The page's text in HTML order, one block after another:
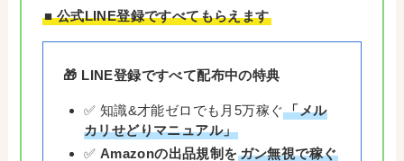
■ 公式LINE登録ですべてもらえます
🎁 LINE登録ですべて配布中の特典
✅ 知識&才能ゼロでも月5万稼ぐ「メル
カリせどりマニュアル」
✅ Amazonの出品規制をガン無視で稼ぐ